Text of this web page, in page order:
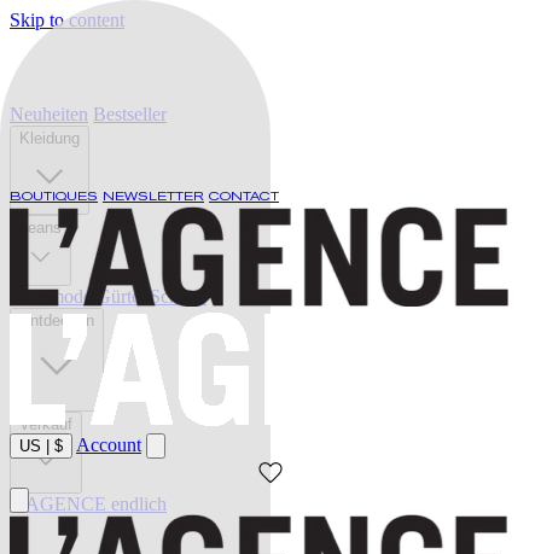
Skip to content
BOUTIQUES NEWSLETTER CONTACT
US $ Account
Neuheiten Bestseller
Kleidung
Jeans
Bademode Gürtel Schuhe
Entdecken
Verkauf
L'AGENCE endlich